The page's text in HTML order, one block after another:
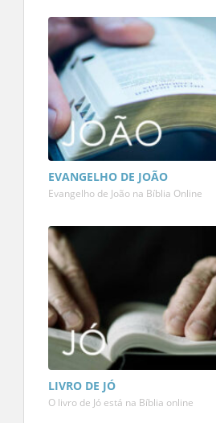
EVANGELHO DE JOÃO
Evangelho de João na Bíblia Online
LIVRO DE JÓ
O livro de Jó está na Bíblia online